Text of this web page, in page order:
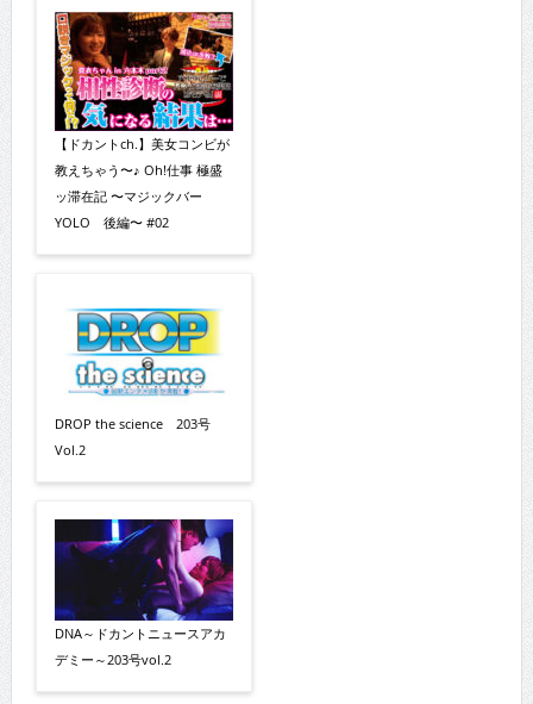
【ドカントch.】美女コンビが
教えちゃう〜♪ Oh!仕事 極盛
ッ滞在記 〜マジックバー
YOLO 後編〜 #02
DROP the science 203号
Vol.2
DNA～ドカントニュースアカ
デミー～203号vol.2